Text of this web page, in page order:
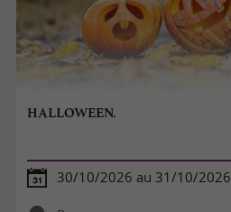
HALLOWEEN.
30/10/2026 au 31/10/2026